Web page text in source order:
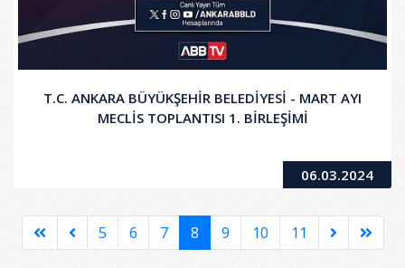
T.C. ANKARA BÜYÜKŞEHİR BELEDİYESİ - MART AYI
MECLİS TOPLANTISI 1. BİRLEŞİMİ
06.03.2024
5 6 7 8 9 10 11